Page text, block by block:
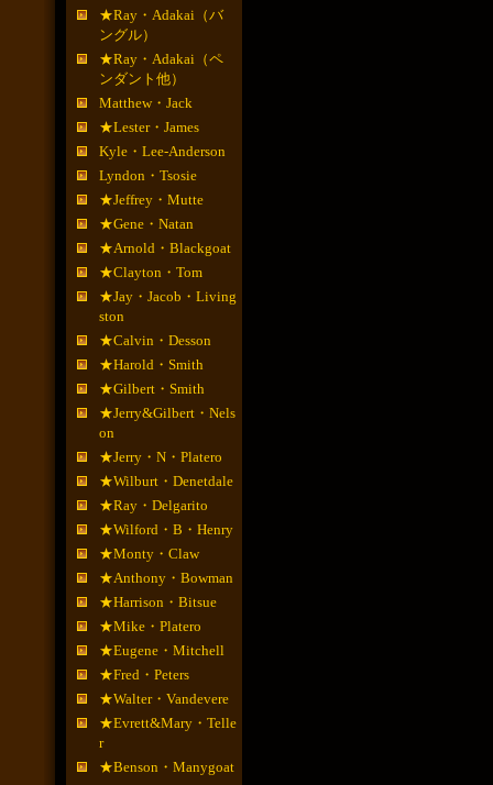
★Ray・Adakai（バ
ングル）
★Ray・Adakai（ペ
ンダント他）
Matthew・Jack
★Lester・James
Kyle・Lee-Anderson
Lyndon・Tsosie
★Jeffrey・Mutte
★Gene・Natan
★Arnold・Blackgoat
★Clayton・Tom
★Jay・Jacob・Living
ston
★Calvin・Desson
★Harold・Smith
★Gilbert・Smith
★Jerry&Gilbert・Nels
on
★Jerry・N・Platero
★Wilburt・Denetdale
★Ray・Delgarito
★Wilford・B・Henry
★Monty・Claw
★Anthony・Bowman
★Harrison・Bitsue
★Mike・Platero
★Eugene・Mitchell
★Fred・Peters
★Walter・Vandevere
★Evrett&Mary・Telle
r
★Benson・Manygoat